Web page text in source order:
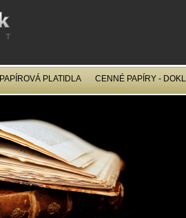
PAPÍROVÁ PLATIDLA CENNÉ PAPÍRY -